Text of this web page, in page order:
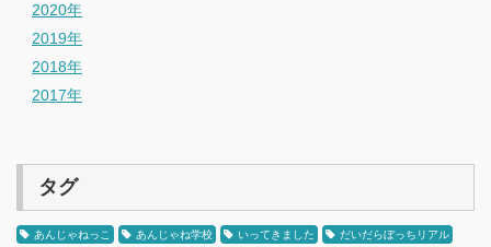
2020年
2019年
2018年
2017年
タグ
あんじゃねっこ あんじゃね学校 いってきました だいだらぼっちリアル